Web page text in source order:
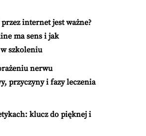
internet jest ważne?
ma sens i jak
szkoleniu
nerwu
przyczyny i fazy leczenia
klucz do pięknej i